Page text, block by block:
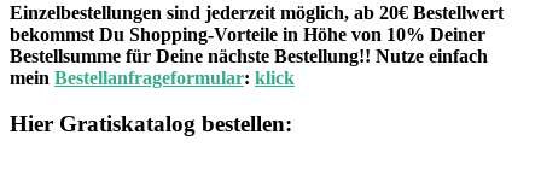
Einzelbestellungen sind jederzeit möglich, ab 20€ Bestellwert
bekommst Du Shopping-Vorteile in Höhe von 10% Deiner
Bestellsumme für Deine nächste Bestellung!! Nutze einfach
mein Bestellanfrageformular: klick
Hier Gratiskatalog bestellen: